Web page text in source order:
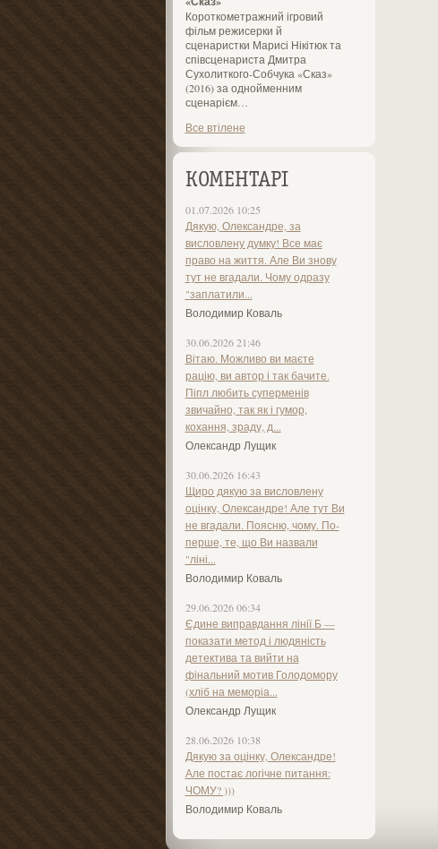
Короткометражний ігровий
фільм режисерки й
сценаристки Марисі Нікітюк та
співсценариста Дмитра
Сухолиткого-Собчука «Сказ»
(2016) за однойменним
сценарієм…
Все втілене
КОМЕНТАРІ
01.07.2026 10:25
Дякую, Олександре, за
висловлену думку! Все має
право на життя. Але Ви знову
тут не вгадали. Чому одразу
"заплатили...
Володимир Коваль
30.06.2026 21:46
Вітаю. Можливо ви маєте
рацію, ви автор і так бачите.
Піпл любить суперменів
звичайно, так як і гумор,
кохання, зраду, д...
Олександр Лущик
30.06.2026 16:43
Щиро дякую за висловлену
оцінку, Олександре! Але тут Ви
не вгадали. Поясню, чому. По-
перше, те, що Ви назвали
"ліні...
Володимир Коваль
29.06.2026 06:34
Єдине виправдання лінії Б —
показати метод і людяність
детектива та вийти на
фінальний мотив Голодомору
(хліб на меморіа...
Олександр Лущик
28.06.2026 10:38
Дякую за оцінку, Олександре!
Але постає логічне питання:
ЧОМУ? )))
Володимир Коваль